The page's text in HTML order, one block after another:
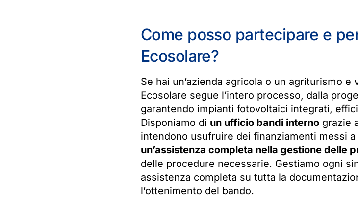
Come posso partecipare e
Ecosolare?
Se hai un’azienda agricola o un agriturismo
Ecosolare segue l’intero processo, dalla
garantendo impianti fotovoltaici integrati,
Disponiamo di un ufficio bandi internograzie
intendono usufruire dei finanziamenti messi
un’assistenza completa nella gestione delle
delle procedure necessarie. Gestiamo ogni
assistenza completa su tutta la
l’ottenimento del bando.